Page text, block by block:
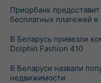
Приорбанк
бесплатных платежей в
В Беларусь привезли
Dolphin Fashion 410
В Беларуси назвали
недвижимости